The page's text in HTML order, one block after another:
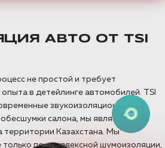
АВТО ОТ TSI
не простой и требует
в детейлинге автомобилей. TSI
звукоизоляционные
салона, мы являемся
Казахстана. Мы
только по комплексной шумоизоляции,